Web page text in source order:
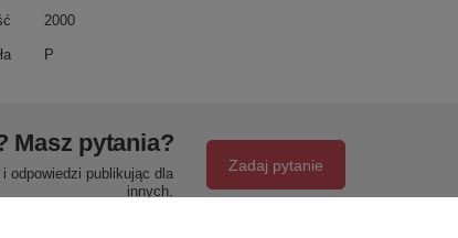
2000
P
Masz pytania?
odpowiedzi publikując dla
innych.
Zadaj pytanie